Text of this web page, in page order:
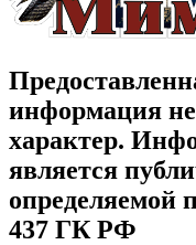
информация
характер.
является
определяемой
437 ГК РФ